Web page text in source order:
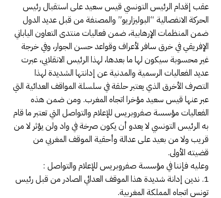
عقب إقدام الرئيس التونسي قيس سعيد على استقبال رئيس
الحركة الانفصالية “البوليزاريو” والمصنفة من قبل عديد الدول
ضمن المنظمات الإرهابية، ضمن فعاليات منتدى التعاون الياباني
الإفريقي في خرق سافر لأعراف وقواعد حسن الجوار، وفي خرجة
غير محسوبة سيكون لها ما بعدها، لهذا الرئيس الانقلابي، عبرت
عديد الفعاليات الرسمية والمدنية عن إدانتها الشديدة لهذا
التصرف الأخرق الذي يعتبر حلقة في سلسلة المواقف العدائية التي
عبر عنها قيس سعيد مؤخرا اتجاه المغرب. ومن ضمن هذه
الفعاليات مؤسسة صفروبريس للإعلام والتواصل التي تعتبر ما قام
به الرئيس التونسي لا يعدو أن يكون صرخة في واد ولن يؤثر لا من
قريب ولا من بعيد على عدالة وأحقية الموقف المغربي من
قضيته الأولى.
وعليه فإننا في مؤسسة صفروبريس للإعلام والتواصل :
1. ندين إدانة شديدة هذا الموقف العدائي الصادر من قبل رئيس
تونس اتجاه المملكة المغربية.